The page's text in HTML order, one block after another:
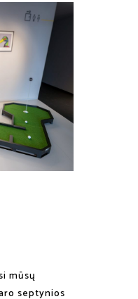
mūsų
septynios